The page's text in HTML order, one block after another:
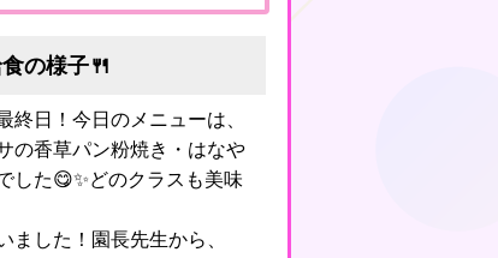
の様子🍴
終日！今日のメニューは、
の香草パン粉焼き・はなや
した😋✨どのクラスも美味
ました！園長先生から、